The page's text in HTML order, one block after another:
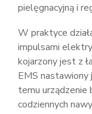
pielęgnacyjną i
W praktyce
impulsami
kojarzony jest z
EMS nastawiony
temu urządzenie
codziennych